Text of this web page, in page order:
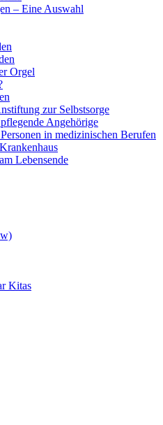
– Eine Auswahl
Orgel
zur Selbstsorge
Angehörige
in medizinischen Berufen
Lebensende
Kitas